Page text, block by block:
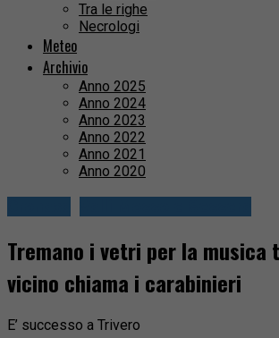
Tra le righe
Necrologi
Meteo
Archivio
Anno 2025
Anno 2024
Anno 2023
Anno 2022
Anno 2021
Anno 2020
Tremano i vetri per la musica
vicino chiama i carabinieri
E’ successo a Trivero